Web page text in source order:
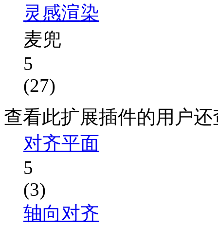
灵感渲染
麦兜
5
(27)
查看此扩展插件的用户
对齐平面
5
(3)
轴向对齐